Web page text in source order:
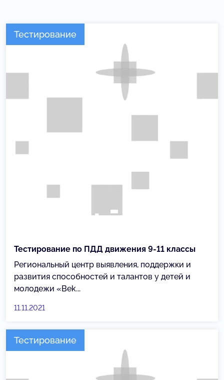
Тестирование
Тестирование по ПДД движения 9-11 классы
Региональный центр выявления, поддержки и
развития способностей и талантов у детей и
молодежи «Веk...
11.11.2021
Тестирование